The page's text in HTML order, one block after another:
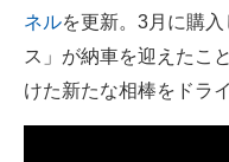
スマホと通信の最新トレ
進化するPCとデバイスの
ネルを更新。3月に購
ス」が納車を迎えたこ
けた新たな相棒をドラ